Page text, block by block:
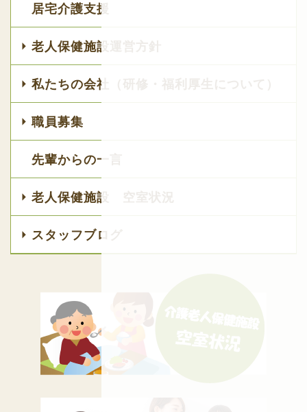
居宅介護支援
老人保健施設運営方針
私たちの会社（研修・福利厚生について）
職員募集
先輩からの一言
老人保健施設 空室状況
スタッフブログ